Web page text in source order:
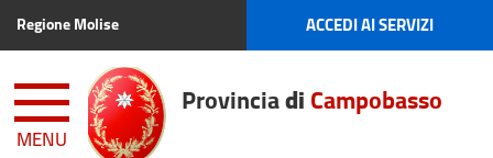
Regione Molise ACCEDI AI SERVIZI
MENU
ProvinciadiCampobasso